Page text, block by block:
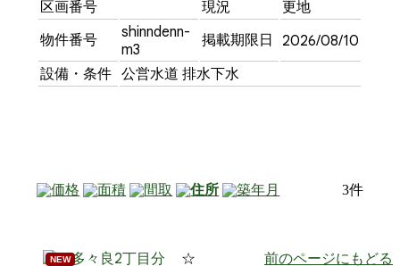
区画番号 現況
更地
物件番号
shinndenn-
m3
掲載期限日
2026/08/10
設備・条件 公営水道 排水下水
価格 面積 間取 住所 築年月 3件
前のページにもどる
NEW ☆